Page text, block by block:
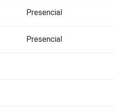
Presencial
Presencial